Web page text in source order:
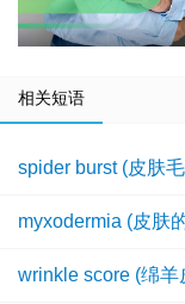
相关短语
spider burst (皮肤
myxodermia (皮肤
wrinkle score (绵羊